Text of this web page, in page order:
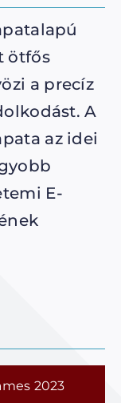
ötfős
a precíz
A
az idei
E-
2023